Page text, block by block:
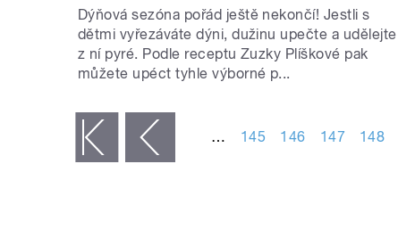
Dýňová sezóna pořád ještě nekončí! Jestli s
dětmi vyřezáváte dýni, dužinu upečte a udělejte
z ní pyré. Podle receptu Zuzky Plíškové pak
můžete upéct tyhle výborné p...
‹ předchozí … 145 146 147 148